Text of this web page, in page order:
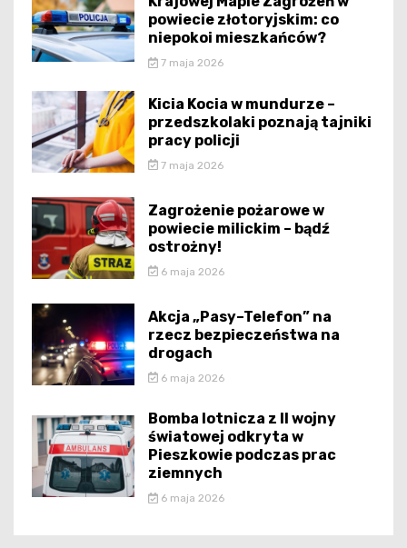
powiecie złotoryjskim: co
niepokoi mieszkańców?
7 maja 2026
Kicia Kocia w mundurze –
przedszkolaki poznają tajniki
pracy policji
7 maja 2026
Zagrożenie pożarowe w
powiecie milickim – bądź
ostrożny!
6 maja 2026
Akcja „Pasy–Telefon” na
rzecz bezpieczeństwa na
drogach
6 maja 2026
Bomba lotnicza z II wojny
światowej odkryta w
Pieszkowie podczas prac
ziemnych
6 maja 2026